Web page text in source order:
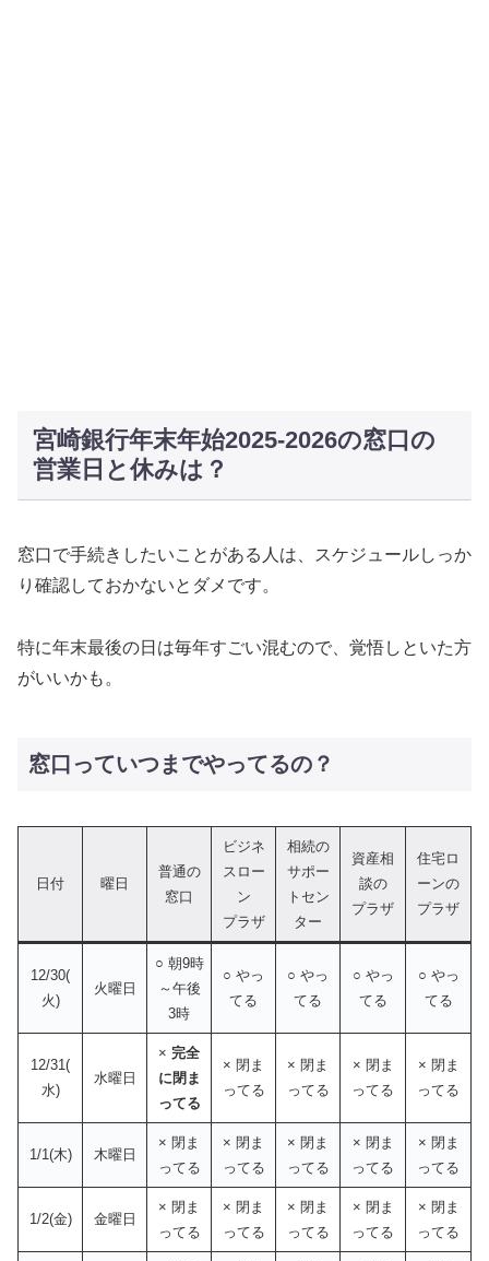
宮崎銀行年末年始2025-2026の窓口の
営業日と休みは？
窓口で手続きしたいことがある人は、スケジュールしっか
り確認しておかないとダメです。
特に年末最後の日は毎年すごい混むので、覚悟しといた方
がいいかも。
窓口っていつまでやってるの？
日付 曜日
普通の
窓口
ビジネ
スロー
ン
プラザ
相続の
サポー
トセン
ター
資産相
談の
プラザ
住宅ロ
ーンの
プラザ
12/30(
火)
火曜日
○ 朝9時
～午後
3時
○ やっ
てる
○ やっ
てる
○ やっ
てる
○ やっ
てる
12/31(
水)
水曜日
× 完全
に閉ま
ってる
× 閉ま
ってる
× 閉ま
ってる
× 閉ま
ってる
× 閉ま
ってる
1/1(木) 木曜日
× 閉ま
ってる
× 閉ま
ってる
× 閉ま
ってる
× 閉ま
ってる
× 閉ま
ってる
1/2(金) 金曜日
× 閉ま
ってる
× 閉ま
ってる
× 閉ま
ってる
× 閉ま
ってる
× 閉ま
ってる